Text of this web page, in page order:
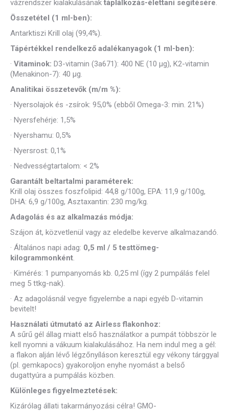
vázrendszer kialakulásának táplálkozás-élettani segítésére.
Összetétel (1 ml-ben):
Antarktiszi Krill olaj (99,4%).
Tápértékkel rendelkező adalékanyagok (1 ml-ben):
· Vitaminok: D3-vitamin (3a671): 400 NE (10 µg), K2-vitamin
(Menakinon-7): 40 µg.
Analitikai összetevők (m/m %):
· Nyersolajok és -zsírok: 95,0% (ebből Omega-3: min. 21%)
· Nyersfehérje: 1,5%
· Nyershamu: 0,5%
· Nyersrost: 0,1%
· Nedvességtartalom: < 2%
Garantált beltartalmi paraméterek:
Krill olaj összes foszfolipid: 44,8 g/100g, EPA: 11,9 g/100g,
DHA: 6,9 g/100g, Asztaxantin: 230 mg/kg.
Adagolás és az alkalmazás módja:
Szájon át, közvetlenül vagy az eledelbe keverve alkalmazandó.
· Általános napi adag: 0,5 ml / 5 testtömeg-
kilogrammonként.
· Kimérés: 1 pumpanyomás kb. 0,25 ml (így 2 pumpálás felel
meg 5 ttkg-nak).
· Az adagolásnál vegye figyelembe a napi egyéb D-vitamin
bevitelt!
Használati útmutató az Airless flakonhoz:
A sűrű gél állag miatt első használatkor a pumpát többször le
kell nyomni a vákuum kialakulásához. Ha nem indul meg a gél:
a flakon alján lévő légzőnyíláson keresztül egy vékony tárggyal
(pl. gemkapocs) gyakoroljon enyhe nyomást a belső
dugattyúra a pumpálás közben.
Különleges figyelmeztetések:
Kizárólag állati takarmányozási célra! GMO-